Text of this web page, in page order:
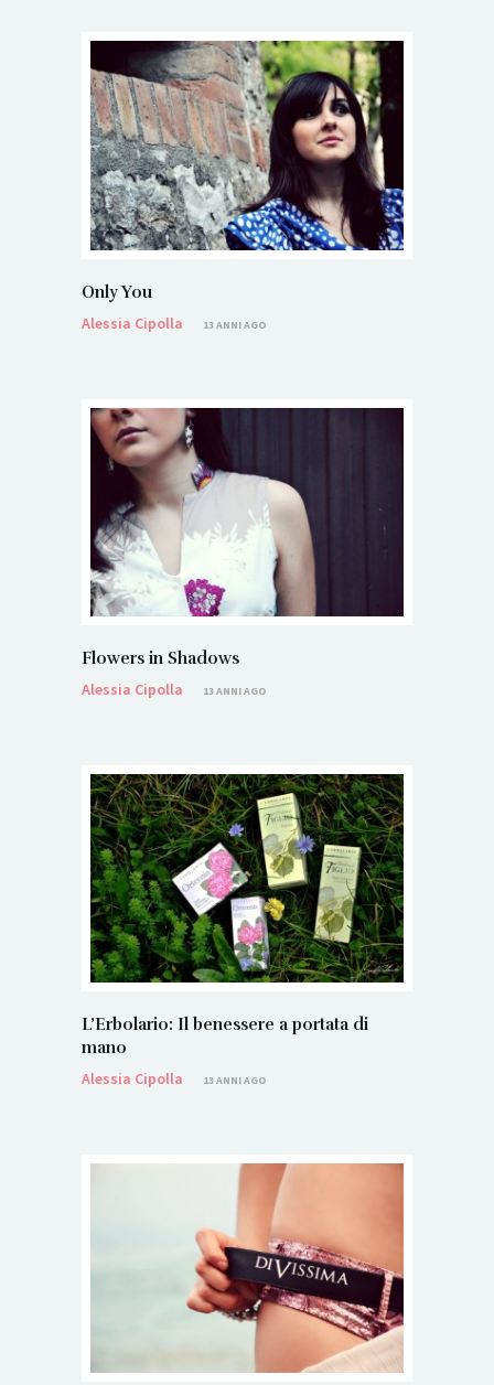
Only You
Alessia Cipolla
13 ANNI AGO
Flowers in Shadows
Alessia Cipolla
13 ANNI AGO
L’Erbolario: Il benessere a portata di
mano
Alessia Cipolla
13 ANNI AGO